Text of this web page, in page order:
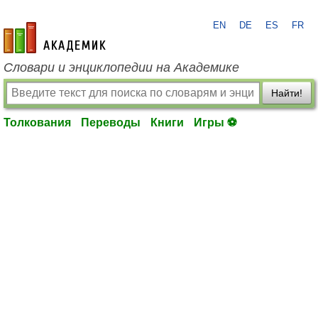
academic.ru
EN DE ES FR
Словари и энциклопедии на Академике
Найти!
Толкования Переводы Книги Игры ⚽